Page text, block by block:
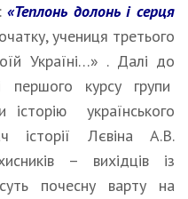
«Теплонь долонь і серця
учениця третього
Україні…» . Далі до
першого курсу групи
українського
історії Лєвіна А.В.
– вихідців із
почесну варту на